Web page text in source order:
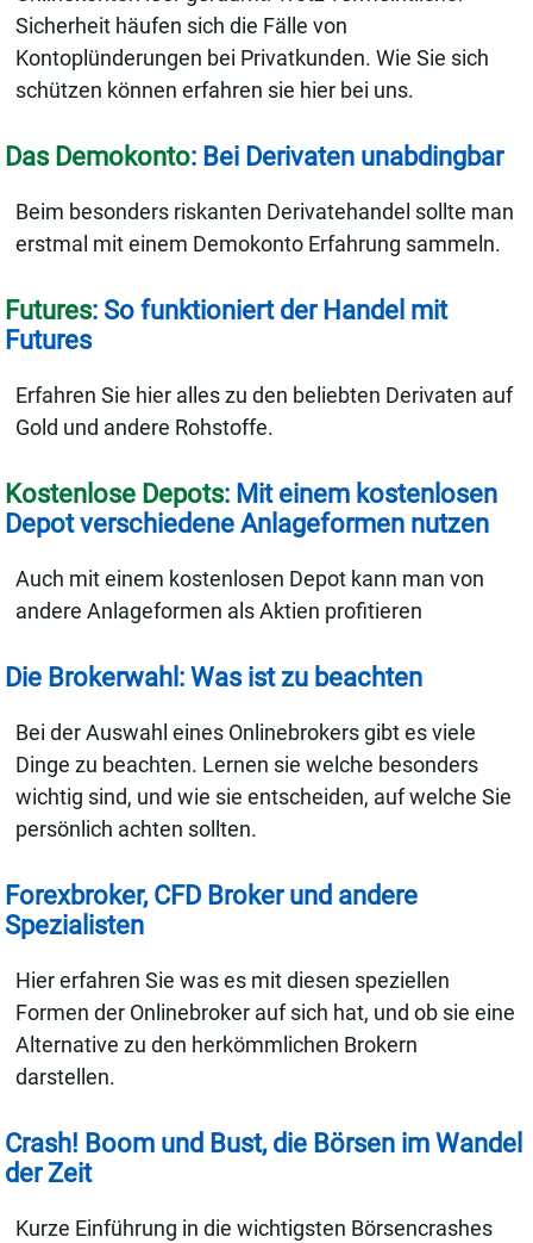
Sicherheit häufen sich die Fälle von
Kontoplünderungen bei Privatkunden. Wie Sie sich
schützen können erfahren sie hier bei uns.
Das Demokonto: Bei Derivaten unabdingbar
Beim besonders riskanten Derivatehandel sollte man
erstmal mit einem Demokonto Erfahrung sammeln.
Futures: So funktioniert der Handel mit
Futures
Erfahren Sie hier alles zu den beliebten Derivaten auf
Gold und andere Rohstoffe.
Kostenlose Depots: Mit einem kostenlosen
Depot verschiedene Anlageformen nutzen
Auch mit einem kostenlosen Depot kann man von
andere Anlageformen als Aktien profitieren
Die Brokerwahl: Was ist zu beachten
Bei der Auswahl eines Onlinebrokers gibt es viele
Dinge zu beachten. Lernen sie welche besonders
wichtig sind, und wie sie entscheiden, auf welche Sie
persönlich achten sollten.
Forexbroker, CFD Broker und andere
Spezialisten
Hier erfahren Sie was es mit diesen speziellen
Formen der Onlinebroker auf sich hat, und ob sie eine
Alternative zu den herkömmlichen Brokern
darstellen.
Crash! Boom und Bust, die Börsen im Wandel
der Zeit
Kurze Einführung in die wichtigsten Börsencrashes